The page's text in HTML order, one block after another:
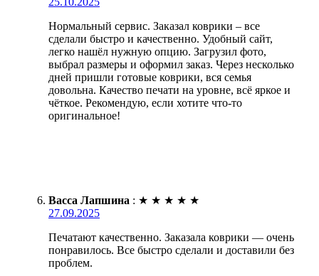
Нормальный сервис. Заказал коврики – все
сделали быстро и качественно. Удобный сайт,
легко нашёл нужную опцию. Загрузил фото,
выбрал размеры и оформил заказ. Через несколько
дней пришли готовые коврики, вся семья
довольна. Качество печати на уровне, всё яркое и
чёткое. Рекомендую, если хотите что-то
оригинальное!
Васса Лапшина : ★ ★ ★ ★ ★
27.09.2025
Печатают качественно. Заказала коврики — очень
понравилось. Все быстро сделали и доставили без
проблем.